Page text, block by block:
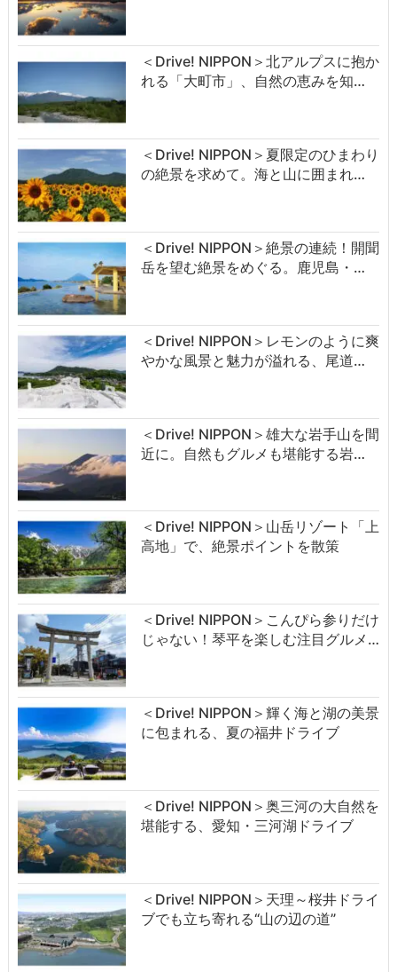
＜Drive! NIPPON＞北アルプスに抱か
れる「大町市」、自然の恵みを知…
＜Drive! NIPPON＞夏限定のひまわり
の絶景を求めて。海と山に囲まれ…
＜Drive! NIPPON＞絶景の連続！開聞
岳を望む絶景をめぐる。鹿児島・…
＜Drive! NIPPON＞レモンのように爽
やかな風景と魅力が溢れる、尾道…
＜Drive! NIPPON＞雄大な岩手山を間
近に。自然もグルメも堪能する岩…
＜Drive! NIPPON＞山岳リゾート「上
高地」で、絶景ポイントを散策
＜Drive! NIPPON＞こんぴら参りだけ
じゃない！琴平を楽しむ注目グルメ…
＜Drive! NIPPON＞輝く海と湖の美景
に包まれる、夏の福井ドライブ
＜Drive! NIPPON＞奥三河の大自然を
堪能する、愛知・三河湖ドライブ
＜Drive! NIPPON＞天理～桜井ドライ
ブでも立ち寄れる“山の辺の道”